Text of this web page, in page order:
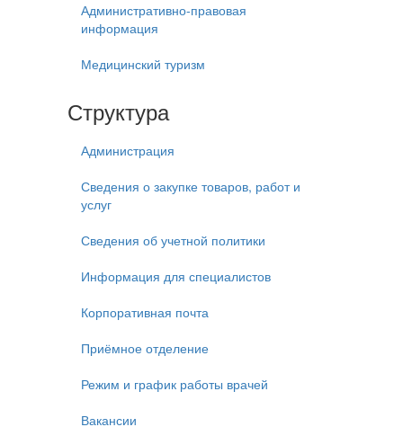
Административно-правовая
информация
Медицинский туризм
Структура
Администрация
Сведения о закупке товаров, работ и
услуг
Сведения об учетной политики
Информация для специалистов
Корпоративная почта
Приёмное отделение
Режим и график работы врачей
Вакансии